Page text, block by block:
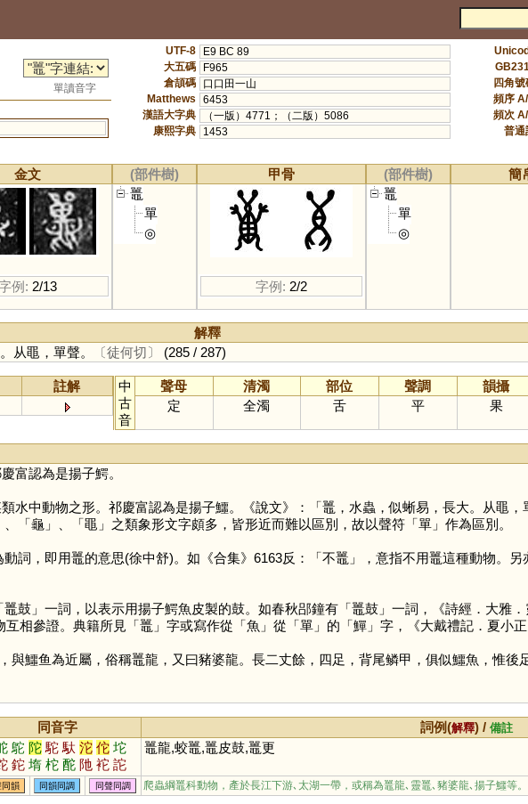
單讀音字
UTF-8
E9 BC 89
大五碼
F965
倉頡碼
口口田一山
Matthews
6453
漢語大字典
（一版）4771；（二版）5086
康熙字典
1453
四角號
頻序
頻次
普通
金文
例: 2/13
(部件樹)
鼉
單
◎
甲骨
字例: 2/2
(部件樹)
鼉
單
◎
簡
解釋
从黽，單聲。 〔徒何切〕 (285 / 287)
註解
中
古
音
聲母 清濁 部位 聲調 韻攝
定
全濁 舌 平 果
富認為是揚子鰐。
水中動物之形。祁慶富認為是揚子鱷。《說文》：「鼉，水蟲，似蜥易，長大。从黽
、「龜」、「黽 」之類象形文字頗多，皆形近而難以區別，故以聲符「單」作為區別。
詞，即用鼉的意思(徐中舒)。如《合集》6163反：「不鼉」，意指不用鼉這種動物。
」一詞，以表示用揚子鰐魚皮製的鼓。如春秋郘鐘有「鼉鼓」一詞，《詩經．大雅
互相參證。典籍所見「鼉」字或寫作從「魚 」從「單」的「鱓」字，《大戴禮記．夏小
鱷鱼為近屬，俗稱鼉龍，又曰豬婆龍。長二丈餘，四足，背尾鳞甲，俱似鱷魚，惟後
同音字 詞例(解釋) /備註
鴕 陀 駝 馱 沱 佗 坨
鉈 堶 柁 酡 阤 袉 詑
柂 紽 杝 驒 鮀
鼉龍,蛟鼉,鼉皮鼓,鼉更
同韻 同韻同調 同聲同調 爬蟲綱鼉科動物，產於長江下游､太湖一帶，或稱為鼉龍､靈鼉､豬婆龍､揚子鱷等。